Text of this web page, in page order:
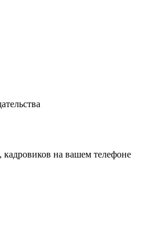
на вашем телефоне